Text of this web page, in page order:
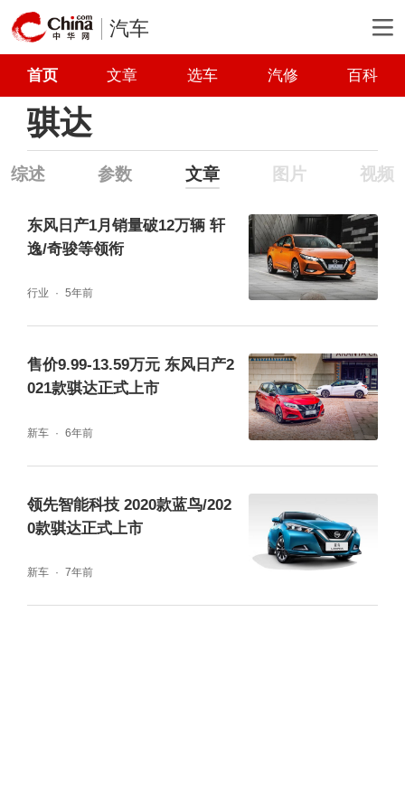
汽车
首页 文章 选车 汽修 百科
骐达
综述 参数 文章 图片 视频
东风日产1月销量破12万辆 轩
逸/奇骏等领衔
行业 5年前
售价9.99-13.59万元 东风日产2
021款骐达正式上市
新车 6年前
领先智能科技 2020款蓝鸟/202
0款骐达正式上市
新车 7年前